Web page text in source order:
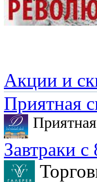
Акции и
Приятная
Завтраки